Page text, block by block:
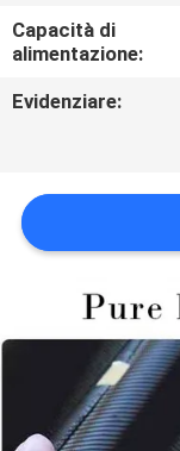
MAPPA
DEL
PRIVACY
POLICY
Capacità di
alimentazione:
Evidenziare: